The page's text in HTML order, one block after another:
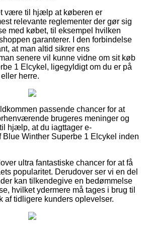
være til hjælp at køberen er
relevante reglementer der gør sig
med købet, til eksempel hvilken
garanterer. I den forbindelse
at man altid sikrer ens
senere vil kunne vidne om sit køb
1 Elcykel, ligegyldigt om du er på
herre.
passende chancer for at
brugeres meninger og
hjælp, at du iagttager e-
Blue Winther Superbe 1 Elcykel inden
ultra fantastiske chancer for at få
popularitet. Derudover ser vi en del
kan tilkendegive en bedømmelse
hvilket ydermere må tages i brug til
af tidligere kunders oplevelser.